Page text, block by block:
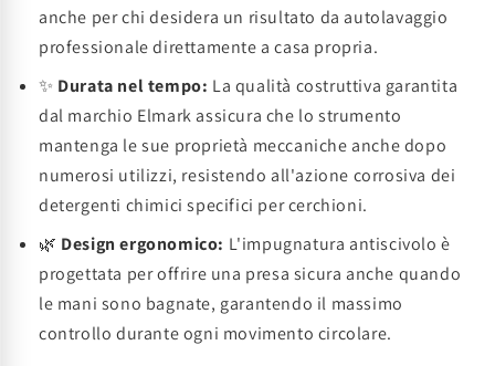
anche per chi desidera un risultato da autolavaggio
professionale direttamente a casa propria.
✨ Durata nel tempo: La qualità costruttiva garantita
dal marchio Elmark assicura che lo strumento
mantenga le sue proprietà meccaniche anche dopo
numerosi utilizzi, resistendo all'azione corrosiva dei
detergenti chimici specifici per cerchioni.
🌿 Design ergonomico: L'impugnatura antiscivolo è
progettata per offrire una presa sicura anche quando
le mani sono bagnate, garantendo il massimo
controllo durante ogni movimento circolare.